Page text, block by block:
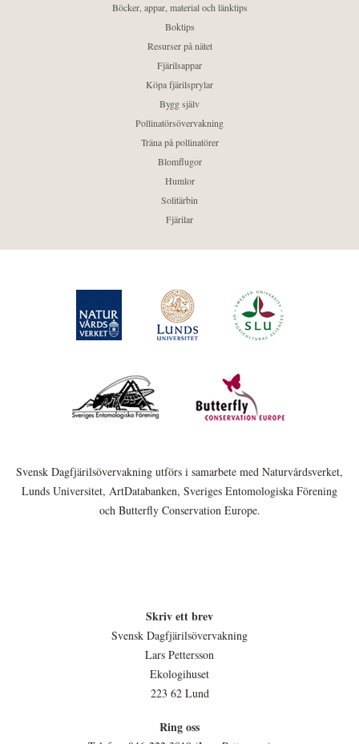
Böcker, appar, material och länktips
Boktips
Resurser på nätet
Fjärilsappar
Köpa fjärilsprylar
Bygg själv
Pollinatörsövervakning
Träna på pollinatörer
Blomflugor
Humlor
Solitärbin
Fjärilar
Svensk Dagfjärilsövervakning utförs i samarbete med Naturvårdsverket,
Lunds Universitet, ArtDatabanken, Sveriges Entomologiska Förening
och Butterfly Conservation Europe.
Skriv ett brev
Svensk Dagfjärilsövervakning
Lars Pettersson
Ekologihuset
223 62 Lund
Ring oss